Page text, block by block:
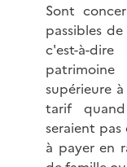
Sont
passibles
c'est-à-
supérieure
tarif
seraient
à payer en